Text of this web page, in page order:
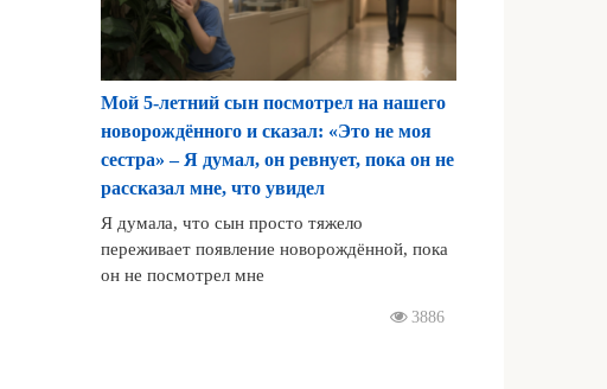
Мой 5-летний сын посмотрел на нашего
новорождённого и сказал: «Это не моя
сестра» – Я думал, он ревнует, пока он не
рассказал мне, что увидел
Я думала, что сын просто тяжело
переживает появление новорождённой, пока
он не посмотрел мне
3886